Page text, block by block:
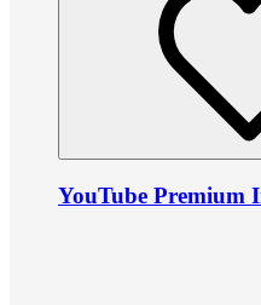
YouTube Premium